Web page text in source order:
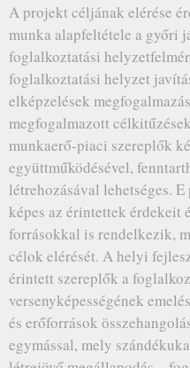
A projekt céljának elérése
munka alapfeltétele a győri
foglalkoztatási
foglalkoztatási helyzet
elképzelések
megfogalmazott
munkaerő-piaci szereplők
együttműködésével,
létrehozásával lehetséges.
képes az érintettek érdekeit
forrásokkal is rendelkezik,
célok elérését. A helyi
érintett szereplők a
versenyképességének
és erőforrások
egymással, mely